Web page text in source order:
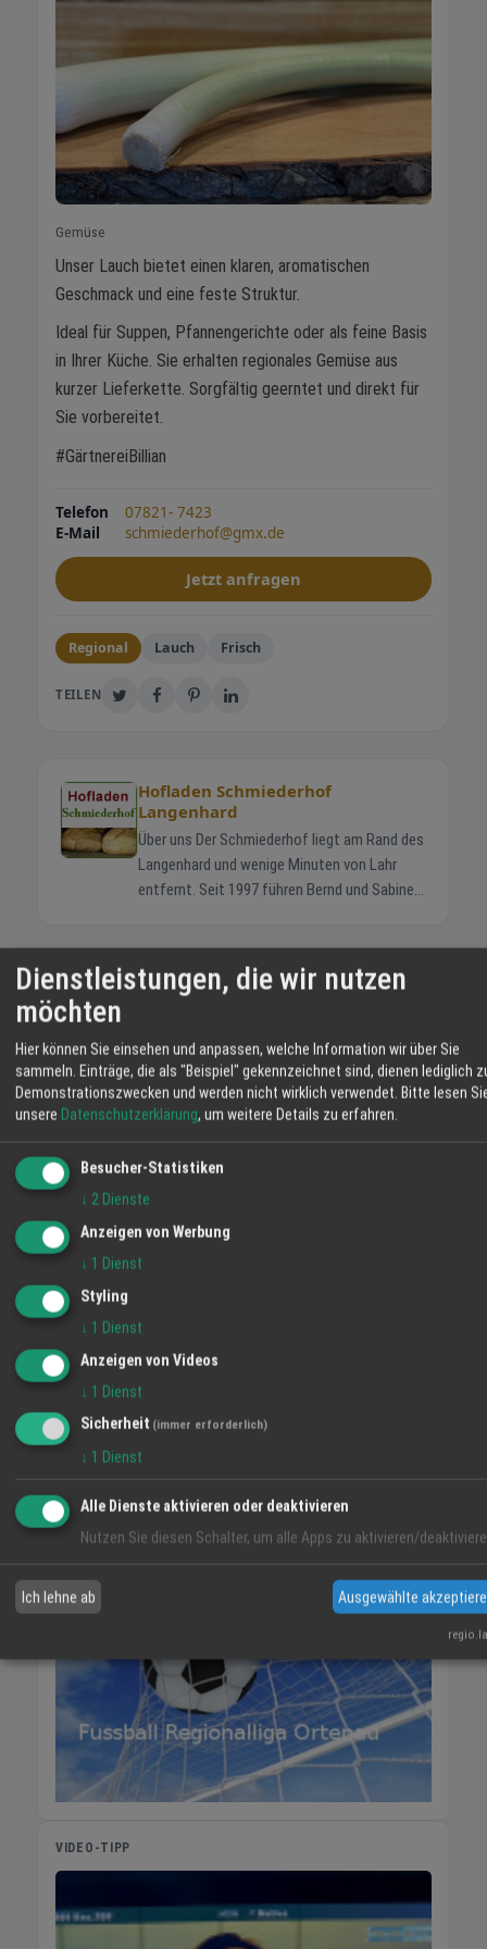
Gemüse
Unser Lauch bietet einen klaren, aromatischen
Geschmack und eine feste Struktur.
Ideal für Suppen, Pfannengerichte oder als feine Basis
in Ihrer Küche. Sie erhalten regionales Gemüse aus
kurzer Lieferkette. Sorgfältig geerntet und direkt für
Sie vorbereitet.
#GärtnereiBillian
Telefon
07821- 7423
E-Mail
schmiederhof@gmx.de
Jetzt anfragen
Regional Lauch Frisch
TEILEN
Hofladen Schmiederhof
Langenhard
Über uns Der Schmiederhof liegt am Rand des
Langenhard und wenige Minuten von Lahr
entfernt. Seit 1997 führen Bernd und Sabine
Rinder stehen in Mutterkuhhaltung auf
weiten Wiesen. So wächst das Fleisch
nachvollziehbarer Herkunft. Im Hofladen
bekommen Sie Rind- und Schweinefleisch,
Eier, Brot, Obst und weitere Erzeugnisse aus
eigener Landwirtschaft. Mit Ihrem Einkauf
unterstützen die Pflege der umliegenden
Flächen. Auf dem Schmiederhof erleben Sie
eingebunden in die Umgebung arbeitet. Ihre
Familie vom Hofladen Schmiederhof
WEITERE ANGEBOTE
Speisekartoffeln aus Forchheim. Frisch
und regional.
Rubinette Äpfel. Frisch und aromatisch.
Angebot
33 °C
06:12
37° / 21° 36° / 22°
VIDEO-TIPP
Dienstleistungen, die wir nutzen
möchten
Hier können Sie einsehen und anpassen, welche Information wir über Sie
sammeln. Einträge, die als "Beispiel" gekennzeichnet sind, dienen lediglich
Demonstrationszwecken und werden nicht wirklich verwendet. Bitte lesen
unsere Datenschutzerklärung, um weitere Details zu erfahren.
Besucher-Statistiken
↓ 2 Dienste
Anzeigen von Werbung
↓ 1 Dienst
Styling
↓ 1 Dienst
Anzeigen von Videos
↓ 1 Dienst
Sicherheit (immer erforderlich)
↓ 1 Dienst
Alle Dienste aktivieren oder deaktivieren
Nutzen Sie diesen Schalter, um alle Apps zu aktivieren/
Ich lehne ab Ausgewählte